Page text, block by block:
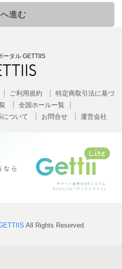
進む
ータル GETTIIS
ご利用規約
特定商取引法に基づ
全国ホールー覧
ついて お問合せ 運営会社
All Rights Reserved.